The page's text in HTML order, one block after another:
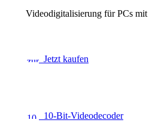
Videodigitalisierung für PCs
Jetzt kaufen
10-Bit-Videodecoder